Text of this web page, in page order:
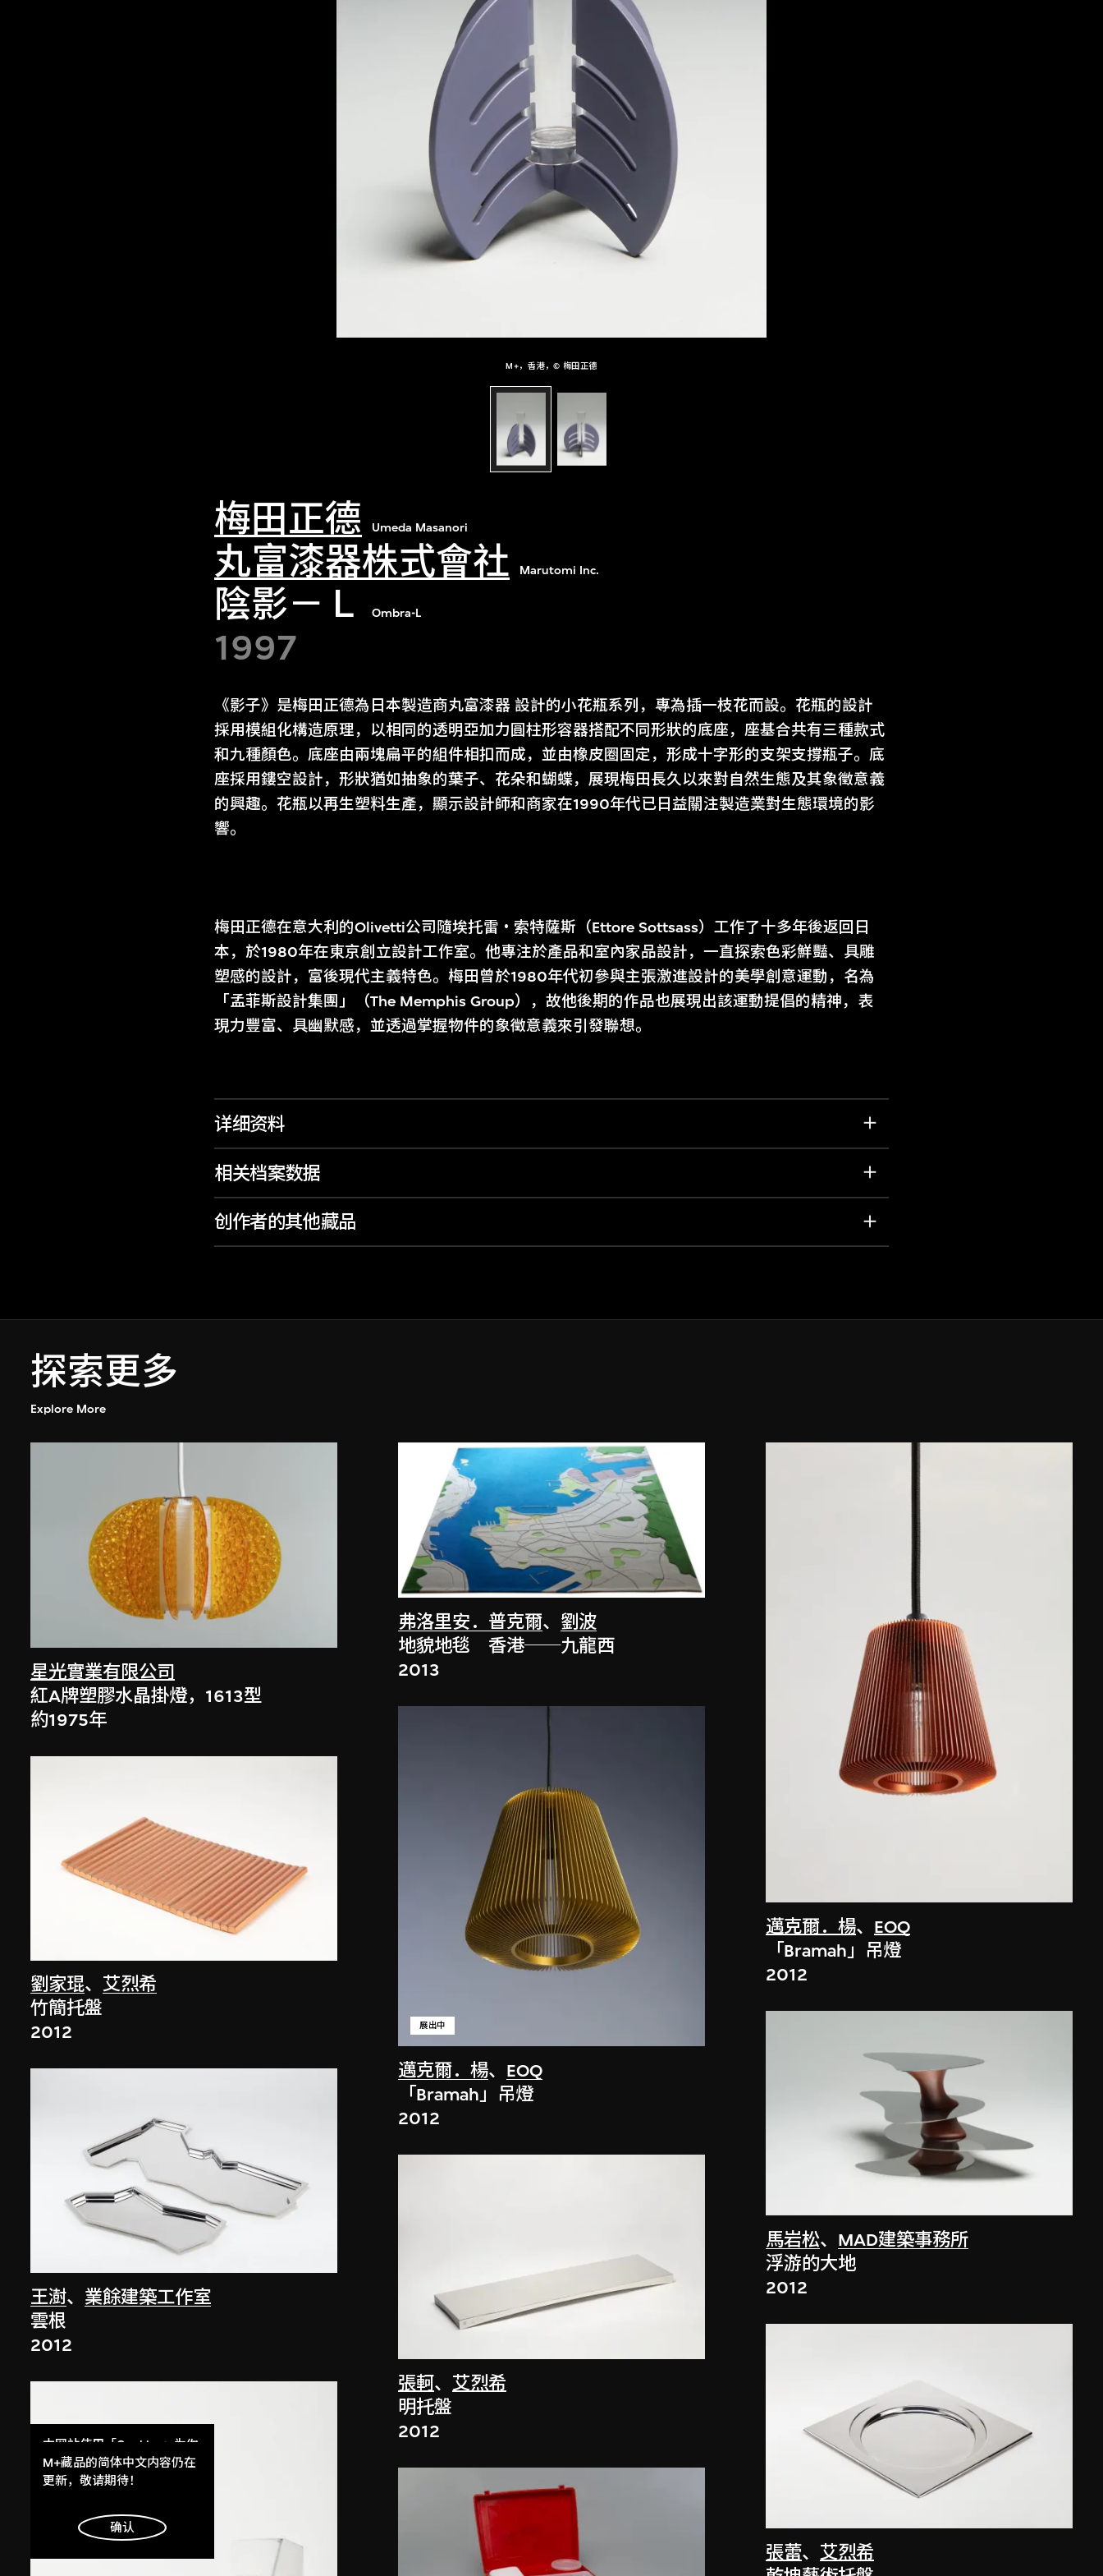
M+，香港，© 梅田正德
梅田正德 Umeda Masanori
丸富漆器株式會社 Marutomi Inc.
陰影－Ｌ Ombra-L
1997
《影子》是梅田正德為日本製造商丸富漆器 設計的小花瓶系列，專為插一枝花而設。花瓶的設計
採用模組化構造原理，以相同的透明亞加力圓柱形容器搭配不同形狀的底座，座基合共有三種款式
和九種顏色。底座由兩塊扁平的組件相扣而成，並由橡皮圈固定，形成十字形的支架支撐瓶子。底
座採用鏤空設計，形狀猶如抽象的葉子、花朵和蝴蝶，展現梅田長久以來對自然生態及其象徵意義
的興趣。花瓶以再生塑料生產，顯示設計師和商家在1990年代已日益關注製造業對生態環境的影
響。
梅田正德在意大利的Olivetti公司隨埃托雷‧索特薩斯（Ettore Sottsass）工作了十多年後返回日
本，於1980年在東京創立設計工作室。他專注於產品和室內家品設計，一直探索色彩鮮豔、具雕
塑感的設計，富後現代主義特色。梅田曾於1980年代初參與主張激進設計的美學創意運動，名為
「孟菲斯設計集團」（The Memphis Group），故他後期的作品也展現出該運動提倡的精神，表
現力豐富、具幽默感，並透過掌握物件的象徵意義來引發聯想。
详细资料
相关档案数据
创作者的其他藏品
探索更多
Explore More
星光實業有限公司
紅A牌塑膠水晶掛燈，1613型
約1975年
劉家琨、艾烈希
竹簡托盤
2012
王澍、 業餘建築工作室
雲根
2012
弗洛里安．普克爾、 劉波
地貌地毯 香港──九龍西
2013
邁克爾．楊、 EOQ
展出中
「Bramah」吊燈
2012
張軻、艾烈希
明托盤
2012
邁克爾．楊、 EOQ
「Bramah」吊燈
2012
馬岩松、 MAD建築事務所
浮游的大地
2012
張蕾、艾烈希
本网站使用「Cookies」为你
提供最好的网站体验。
了解更多
明白
M+藏品的简体中文内容仍在
更新，敬请期待！
确认